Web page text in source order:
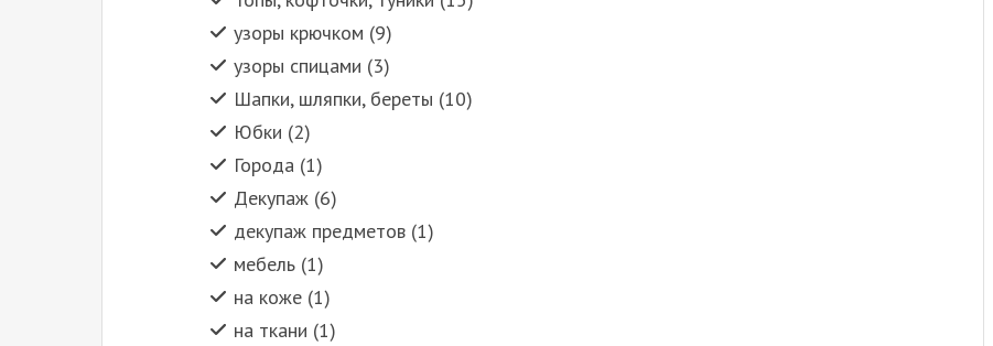
узоры крючком (9)
узоры спицами (3)
Шапки, шляпки, береты (10)
Юбки (2)
Города (1)
Декупаж (6)
декупаж предметов (1)
мебель (1)
на коже (1)
на ткани (1)